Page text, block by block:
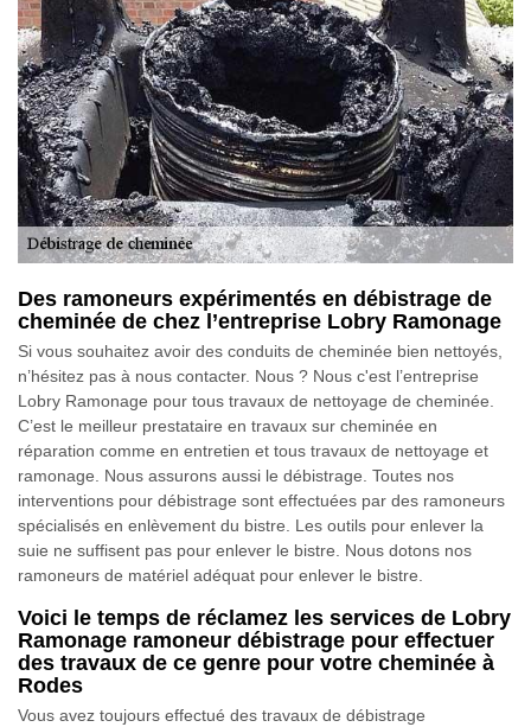
Des ramoneurs expérimentés en débistrage de
cheminée de chez l’entreprise Lobry Ramonage
Si vous souhaitez avoir des conduits de cheminée bien nettoyés,
n’hésitez pas à nous contacter. Nous ? Nous c'est l’entreprise
Lobry Ramonage pour tous travaux de nettoyage de cheminée.
C’est le meilleur prestataire en travaux sur cheminée en
réparation comme en entretien et tous travaux de nettoyage et
ramonage. Nous assurons aussi le débistrage. Toutes nos
interventions pour débistrage sont effectuées par des ramoneurs
spécialisés en enlèvement du bistre. Les outils pour enlever la
suie ne suffisent pas pour enlever le bistre. Nous dotons nos
ramoneurs de matériel adéquat pour enlever le bistre.
Voici le temps de réclamez les services de Lobry
Ramonage ramoneur débistrage pour effectuer
des travaux de ce genre pour votre cheminée à
Rodes
Vous avez toujours effectué des travaux de débistrage